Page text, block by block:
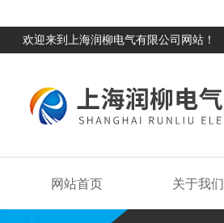
欢迎来到上海润柳电气有限公司网站！
网站首页 关于我们